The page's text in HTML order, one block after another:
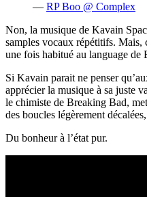
— RP Boo @ Complex
Non, la musique de Kavain
samples vocaux répétitifs. Mais,
une fois habitué au language de
Si Kavain parait ne penser
apprécier la musique à sa juste
le chimiste de Breaking Bad,
des boucles légèrement
Du bonheur à l’état pur.